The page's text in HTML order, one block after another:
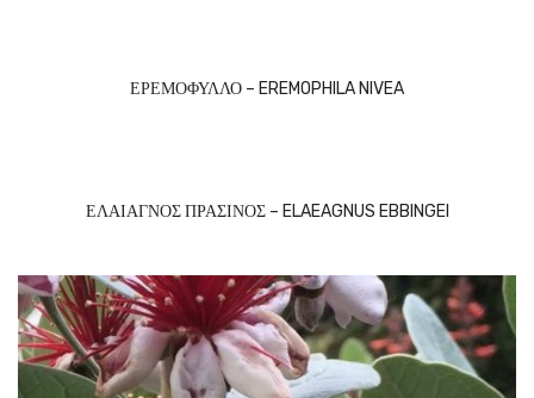
ΕΡΕΜΟΦΥΛΛΟ – EREMOPHILA NIVEA
ΕΛΑΙΑΓΝΟΣ ΠΡΑΣΙΝΟΣ – ELAEAGNUS EBBINGEI